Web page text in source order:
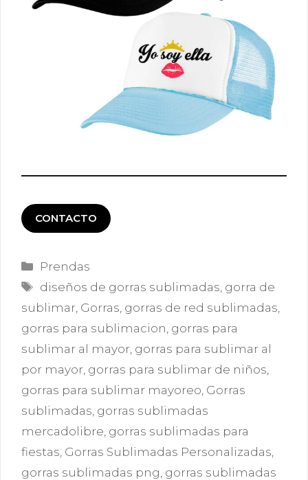
CONTACTO
Categorías
Prendas
Etiquetas
diseños de gorras sublimadas gorra de
sublimar Gorras gorras de red sublimadas
gorras para sublimacion gorras para
sublimar al mayor gorras para sublimar al
por mayor gorras para sublimar de niños
gorras para sublimar mayoreo Gorras
sublimadas gorras sublimadas
mercadolibre gorras sublimadas para
fiestas Gorras Sublimadas Personalizadas
gorras sublimadas png gorras sublimadas